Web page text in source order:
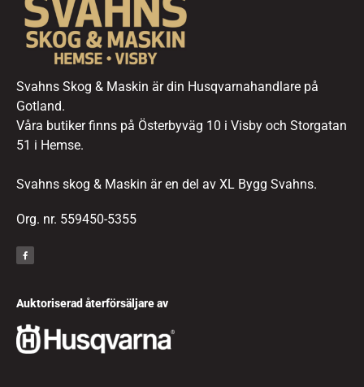
Svahns Skog & Maskin är din Husqvarnahandlare på
Gotland.
Våra butiker finns på Österbyväg 10 i Visby och Storgatan
51 i Hemse.
Svahns skog & Maskin är en del av XL Bygg Svahns.
Org. nr. 559450-5355
Auktoriserad återförsäljare av